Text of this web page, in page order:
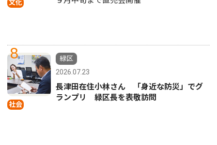
文化
8
社会
緑区
2026.07.23
長津田在住小林さん 「身近な防災」でグ
ランプリ 緑区長を表敬訪問